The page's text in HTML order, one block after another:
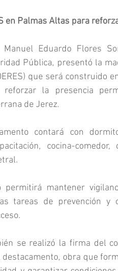
en Palmas Altas para
Eduardo Flores
Pública, presentó la
que será construido
la presencia
de Jerez.
contará con
cocina-
permitirá mantener
tareas de prevención y
se realizó la firma del
obra que